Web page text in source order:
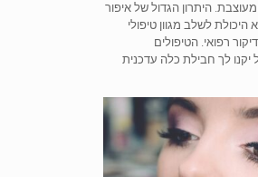
היתרון הגדול של איפור
לשלב מגוון טיפולי
רפואי. הטיפולים
יקנו לך חבילת כלה עדכנית